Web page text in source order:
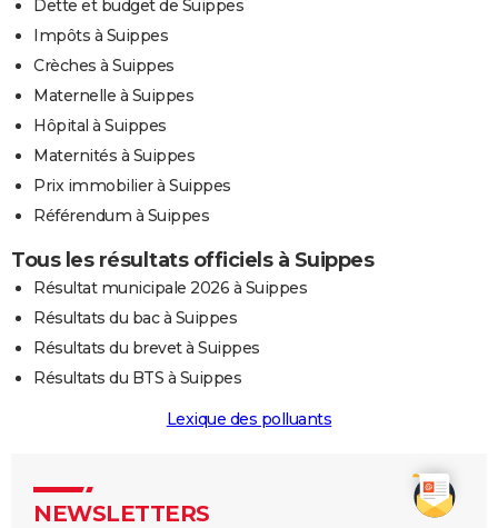
Dette et budget de Suippes
Impôts à Suippes
Crèches à Suippes
Maternelle à Suippes
Hôpital à Suippes
Maternités à Suippes
Prix immobilier à Suippes
Référendum à Suippes
Tous les résultats officiels à Suippes
Résultat municipale 2026 à Suippes
Résultats du bac à Suippes
Résultats du brevet à Suippes
Résultats du BTS à Suippes
Lexique des polluants
NEWSLETTERS